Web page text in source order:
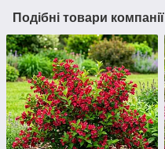
Подібні товари компанії